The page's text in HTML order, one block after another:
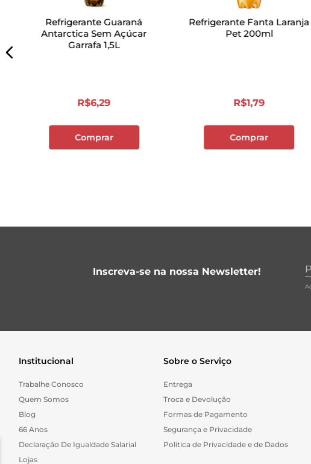
Refrigerante Guaraná
Antarctica Sem Açúcar
Garrafa 1,5L
R$6,29
Comprar
Refrigerante Fanta Laranja
Pet 200ml
R$1,79
Comprar
Inscreva-se na nossa Newsletter!
Institucional
Trabalhe Conosco
Quem Somos
Blog
66 Anos
Declaração De Igualdade Salarial
Lojas
Sobre o Serviço
Entrega
Troca e Devolução
Formas de Pagamento
Segurança e Privacidade
Politica de Privacidade e de Dados